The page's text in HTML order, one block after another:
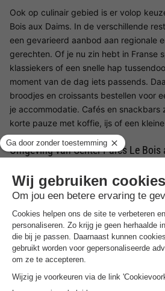
Ook op culinair gebied is er volop
Bois aux Daims. In de verschillende
een gevarieerd aanbod aan regionale
gerechten. Of je nu zin hebt in Franse
klassiekers of een snelle hap
moment van de dag iets passends.
broodjes en croissants bestellen voor
je accommodatie. Cafés en snackbars
korte pauze met koffie, ijs of een
Omgeving van Center Parcs Le Bois
uitstapje is het Château de la Mothe-
indrukwekkende kasteelruïne die deels
de natuur en een bijzondere sfeer
natuur en cultuur kunnen het
verkennen, met talloze wandel- en
afwisselende landschappen. Met
en technologie op een speelse manier